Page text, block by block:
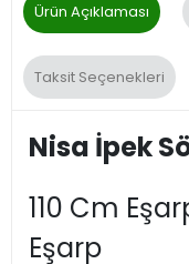
Ürün Açıklaması
Taksit Seçenekleri
Nisa İpek
110 Cm
Eşarp